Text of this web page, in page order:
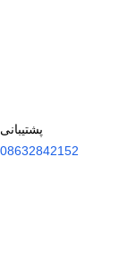
پشتیبانی
08632842152